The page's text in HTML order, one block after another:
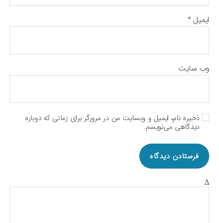
ایمیل*
وب‌ سایت
ذخیره نام، ایمیل و وبسایت من در مرورگر برای زمانی که دوباره
دیدگاهی می‌نویسم.
Δ